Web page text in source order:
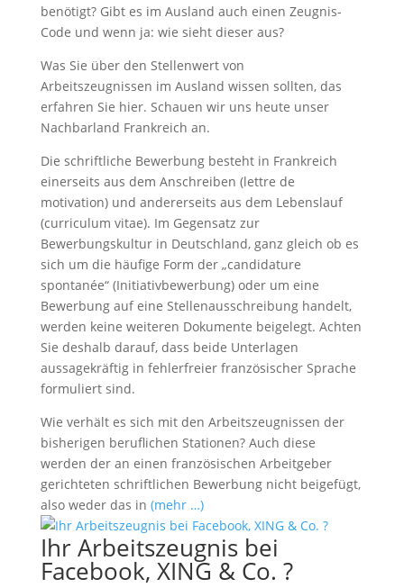
benötigt? Gibt es im Ausland auch einen Zeugnis-
Code und wenn ja: wie sieht dieser aus?
Was Sie über den Stellenwert von
Arbeitszeugnissen im Ausland wissen sollten, das
erfahren Sie hier. Schauen wir uns heute unser
Nachbarland Frankreich an.
Die schriftliche Bewerbung besteht in Frankreich
einerseits aus dem Anschreiben (lettre de
motivation) und andererseits aus dem Lebenslauf
(curriculum vitae). Im Gegensatz zur
Bewerbungskultur in Deutschland, ganz gleich ob es
sich um die häufige Form der „candidature
spontanée“ (Initiativbewerbung) oder um eine
Bewerbung auf eine Stellenausschreibung handelt,
werden keine weiteren Dokumente beigelegt. Achten
Sie deshalb darauf, dass beide Unterlagen
aussagekräftig in fehlerfreier französischer Sprache
formuliert sind.
Wie verhält es sich mit den Arbeitszeugnissen der
bisherigen beruflichen Stationen? Auch diese
werden der an einen französischen Arbeitgeber
gerichteten schriftlichen Bewerbung nicht beigefügt,
also weder das in (mehr …)
Ihr Arbeitszeugnis bei
Facebook, XING & Co. ?